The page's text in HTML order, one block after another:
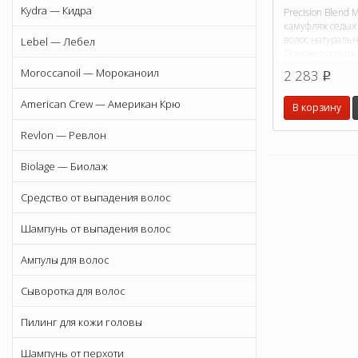
Kydra — Кидра
Lebel — Лебел
Moroccanoil — Мороканоил
American Crew — Американ Крю
Revlon — Ревлон
Biolage — Биолаж
Средство от выпадения волос
Шампунь от выпадения волос
Ампулы для волос
Сыворотка для волос
Пилинг для кожи головы
Шампунь от перхоти
Precision Blend
камуфляж
волос
окраски.
2 283 p
В корзину